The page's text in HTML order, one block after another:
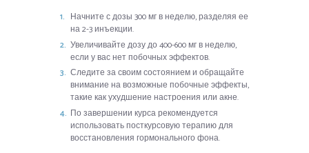
Начните с дозы 300 мг в неделю, разделяя ее
на 2-3 инъекции.
Увеличивайте дозу до 400-600 мг в неделю,
если у вас нет побочных эффектов.
Следите за своим состоянием и обращайте
внимание на возможные побочные эффекты,
такие как ухудшение настроения или акне.
По завершении курса рекомендуется
использовать посткурсовую терапию для
восстановления гормонального фона.